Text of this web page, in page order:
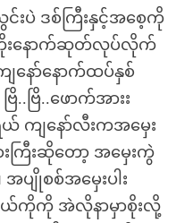
ပဲ ဒစ်ကြီးနှင့်အစေ့ကို
ေ့တိုးနောက်ဆုတ်လုပ်လိုက်
နော်နောက်ထပ်နှစ်
ြိ..ဖောက်အားး
ကျနော်လီးကအမှေး
ကြီးဆိုတော့ အမှေးကွဲ
အပျိုစစ်အမှေးပါး
ယ်ကိုကို အဲလိုနာမှာစိုးလို့